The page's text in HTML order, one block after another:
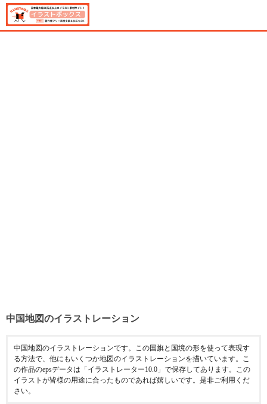
中国地図のイラストレーション
中国地図のイラストレーションです。この国旗と国境の形を使って表現す
る方法で、他にもいくつか地図のイラストレーションを描いています。こ
の作品のepsデータは「イラストレーター10.0」で保存してあります。この
イラストが皆様の用途に合ったものであれば嬉しいです。是非ご利用くだ
さい。